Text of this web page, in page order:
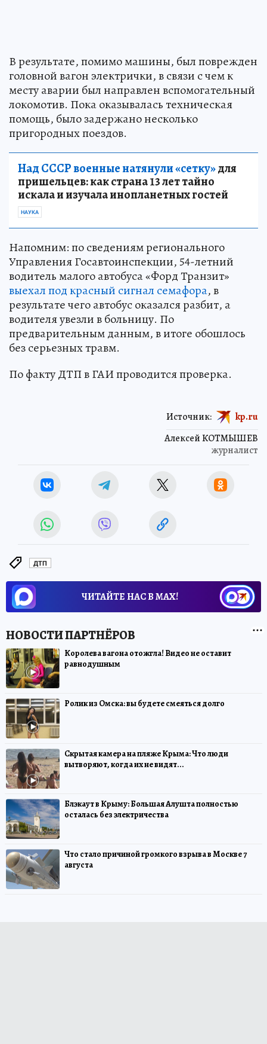
В результате, помимо машины, был поврежден
головной вагон электрички, в связи с чем к
месту аварии был направлен вспомогательный
локомотив. Пока оказывалась техническая
помощь, было задержано несколько
пригородных поездов.
Над СССР военные натянули «сетку»для
пришельцев: как страна 13 лет тайно
искала и изучала инопланетных гостей
НАУКА
Напомним: по сведениям регионального
Управления Госавтоинспекции, 54-летний
водитель малого автобуса «Форд Транзит»
выехал под красный сигнал семафора, в
результате чего автобус оказался разбит, а
водителя увезли в больницу. По
предварительным данным, в итоге обошлось
без серьезных травм.
По факту ДТП в ГАИ проводится проверка.
Алексей КОТМЫШЕВ
журналист
Источник: kp.ru
ДТП
ЧИТАЙТЕ НАС В МАХ!
Королева вагона отожгла! Видео не оставит
равнодушным
Ролик из Омска: вы будете смеяться долго
Скрытая камера на пляже Крыма: Что люди
вытворяют, когда их не видят...
Блэкаут в Крыму: Большая Алушта полностью
осталась без электричества
Что стало причиной громкого взрыва в Москве 7
августа